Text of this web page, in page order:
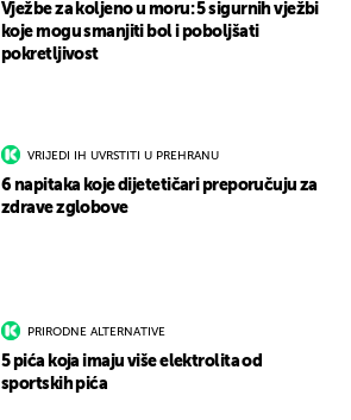
Vježbe za koljeno u moru: 5 sigurnih vježbi
koje mogu smanjiti bol i poboljšati
pokretljivost
VRIJEDI IH UVRSTITI U PREHRANU
6 napitaka koje dijetetičari preporučuju za
zdrave zglobove
PRIRODNE ALTERNATIVE
5 pića koja imaju više elektrolita od
sportskih pića